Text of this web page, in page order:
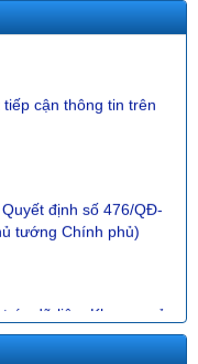
cận thông tin trên
định số 476/QĐ-
tướng Chính phủ)
dữ liệu, Khung quản